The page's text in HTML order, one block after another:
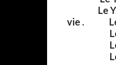
Le
vie . Le
Le
Le
Le